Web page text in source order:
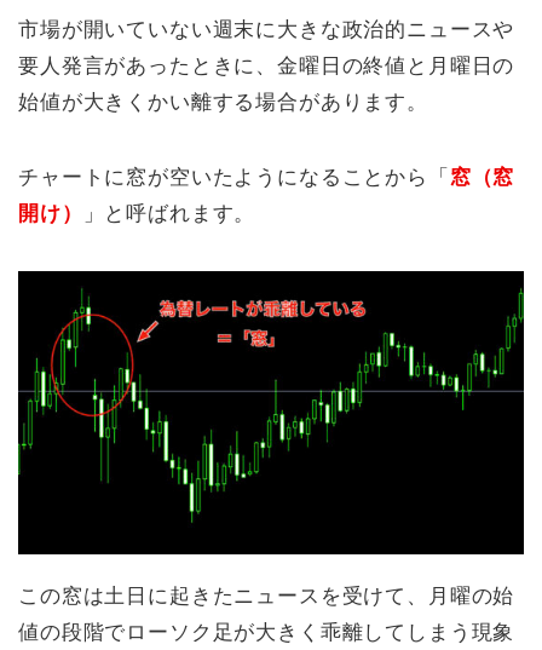
市場が開いていない週末に大きな政治的ニュースや
要人発言があったときに、金曜日の終値と月曜日の
始値が大きくかい離する場合があります。
チャートに窓が空いたようになることから「 窓（窓
開け）
」と呼ばれます。
この窓は土日に起きたニュースを受けて、月曜の始
値の段階でローソク足が大きく乖離してしまう現象